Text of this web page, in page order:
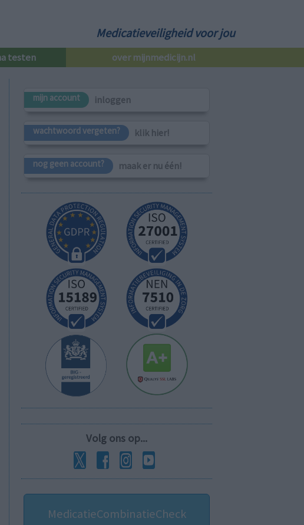
Medicatieveiligheid voor jou
testen over mijnmedicijn.nl
mijn account inloggen
wachtwoord vergeten? klik hier!
nog geen account? maak er nu één!
Volg ons op...
MedicatieCombinatieCheck